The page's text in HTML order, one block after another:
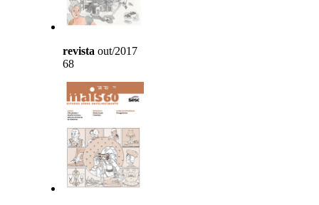
revista out/2017
68